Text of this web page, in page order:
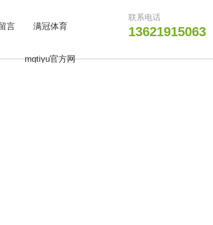
言 满冠体育
mgtiyu官方网
联系电话
13621915063